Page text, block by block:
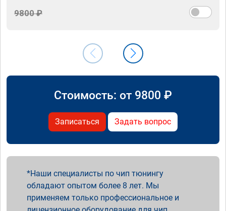
9800 ₽
Стоимость: от 9800 ₽
Записаться Задать вопрос
Наши специалисты по чип тюнингу
обладают опытом более 8 лет. Мы
применяем только профессиональное и